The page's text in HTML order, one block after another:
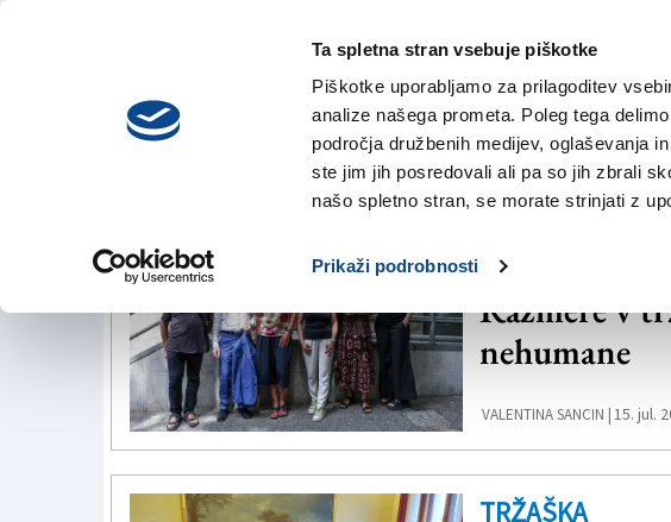
Ta spletna stran vsebuje piškotke
Piškotke uporabljamo za prilagoditev
analize našega prometa. Poleg tega
področja družbenih medijev, oglaševanja
ste jim jih posredovali ali pa so jih zbrali
našo spletno stran, se morate strinjati z
Prikaži podrobnosti
nedelja,
9. avgusta 2026
NOVICE
TRŽAŠKA
Razmere v
nehumane
VALENTINA SANCIN | 15. jul.
TRŽAŠKA